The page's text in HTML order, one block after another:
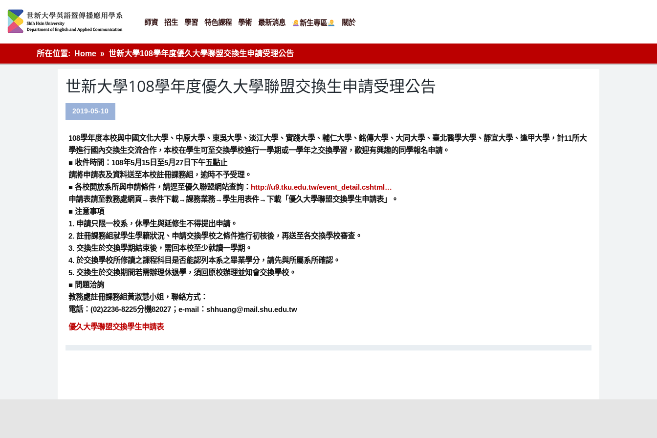
content
英語傳播
師資 招生 學習 特色課程 學術 最新消息 新生專區 關於
所在位置: Home 世新大學108學年度優久大學聯盟交換生申請受理公告
世新大學108學年度優久大學聯盟交換生申請受理公告
2019-05-10
108學年度本校與中國文化大學、中原大學、東吳大學、淡江大學、實踐大學、輔仁大學、銘傳大學、大同大學、臺北醫學大學、靜宜大學、逢甲大學，計11所大
學進行國內交換生交流合作，本校在學生可至交換學校進行一學期或一學年之交換學習，歡迎有興趣的同學報名申請。
■ 收件時間：108年5月15日至5月27日下午五點止
請將申請表及資料送至本校註冊課務組，逾時不予受理。
■ 各校開放系所與申請條件，請逕至優久聯盟網站查詢： http://u9.tku.edu.tw/event_detail.cshtml…
申請表請至教務處網頁→表件下載→課務業務→學生用表件→下載「優久大學聯盟交換學生申請表」。
■ 注意事項
1. 申請只限一校系，休學生與延修生不得提出申請。
2. 註冊課務組就學生學籍狀況、申請交換學校之條件進行初核後，再送至各交換學校審查。
3. 交換生於交換學期結束後，需回本校至少就讀一學期。
4. 於交換學校所修讀之課程科目是否能認列本系之畢業學分，請先與所屬系所確認。
5. 交換生於交換期間若需辦理休退學，須回原校辦理並知會交換學校。
■ 問題洽詢
教務處註冊課務組黃淑慧小姐，聯絡方式：
電話：(02)2236-8225分機82027；e-mail：shhuang@mail.shu.edu.tw
優久大學聯盟交換學生申請表